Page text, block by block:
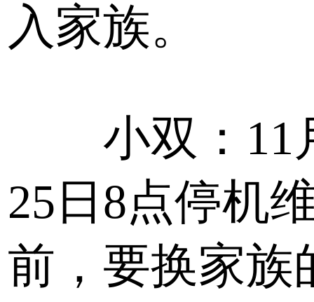
入家族。
小双：11
25日8点停机
前，要换家族